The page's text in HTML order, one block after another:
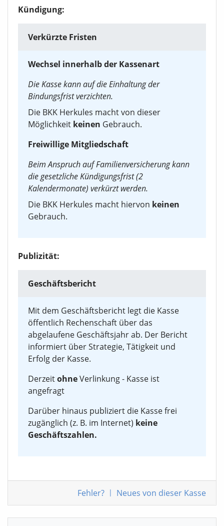
Kündigung:
Verkürzte Fristen
Wechsel innerhalb der Kassenart
Die Kasse kann auf die Einhaltung der
Bindungsfrist verzichten.
Die BKK Herkules macht von dieser
Möglichkeit keinen Gebrauch.
Freiwillige Mitgliedschaft
Beim Anspruch auf Familienversicherung kann
die gesetzliche Kündigungsfrist (2
Kalendermonate) verkürzt werden.
Die BKK Herkules macht hiervon keinen
Gebrauch.
Publizität:
Geschäftsbericht
Mit dem Geschäftsbericht legt die Kasse
öffentlich Rechenschaft über das
abgelaufene Geschäftsjahr ab. Der Bericht
informiert über Strategie, Tätigkeit und
Erfolg der Kasse.
DerzeitohneVerlinkung - Kasse ist
angefragt
Darüber hinaus publiziert die Kasse frei
zugänglich (z. B. im Internet) keine
Geschäftszahlen.
Fehler? | Neues von dieser Kasse